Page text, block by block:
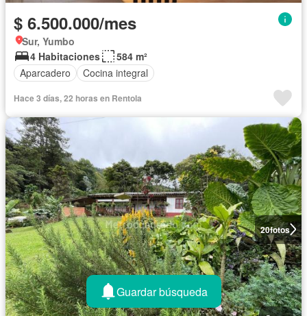
$ 6.500.000/mes
Sur, Yumbo
4 Habitaciones
584 m²
Aparcadero
Cocina integral
Hace 3 días, 22 horas en Rentola
20fotos
Guardar búsqueda